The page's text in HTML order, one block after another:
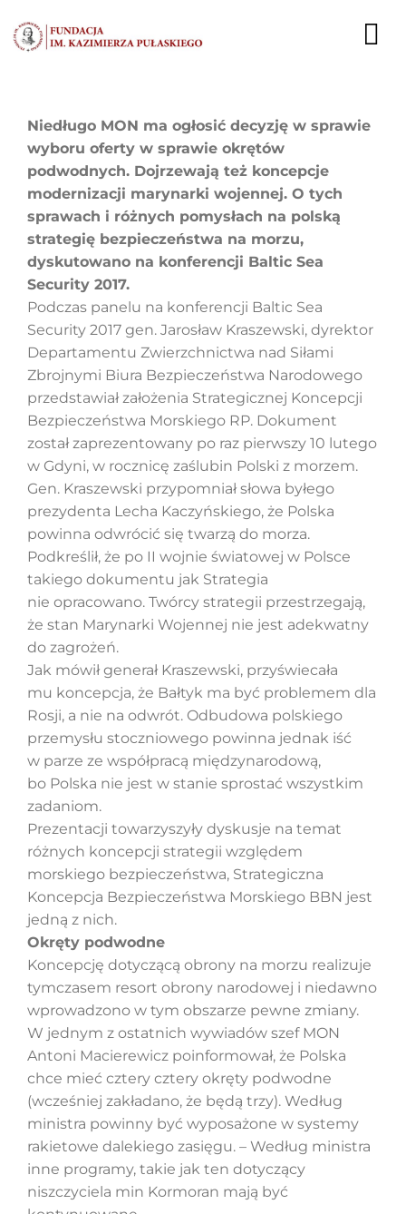
do
zawartości
EKSPERCI
PUBLIKACJE
DZIAŁALNOŚĆ
KARIERA
Szukaj
Niedługo MON ma ogłosić decyzję w sprawie
wyboru oferty w sprawie okrętów
podwodnych. Dojrzewają też koncepcje
modernizacji marynarki wojennej. O tych
sprawach i różnych pomysłach na polską
strategię bezpieczeństwa na morzu,
dyskutowano na konferencji Baltic Sea
Security 2017.
Podczas panelu na konferencji Baltic Sea
Security 2017 gen. Jarosław Kraszewski, dyrektor
Departamentu Zwierzchnictwa nad Siłami
Zbrojnymi Biura Bezpieczeństwa Narodowego
przedstawiał założenia Strategicznej Koncepcji
Bezpieczeństwa Morskiego RP. Dokument
został zaprezentowany po raz pierwszy 10 lutego
w Gdyni, w rocznicę zaślubin Polski z morzem.
Gen. Kraszewski przypomniał słowa byłego
prezydenta Lecha Kaczyńskiego, że Polska
powinna odwrócić się twarzą do morza.
Podkreślił, że po II wojnie światowej w Polsce
takiego dokumentu jak Strategia
nie opracowano. Twórcy strategii przestrzegają,
że stan Marynarki Wojennej nie jest adekwatny
do zagrożeń.
Jak mówił generał Kraszewski, przyświecała
mu koncepcja, że Bałtyk ma być problemem dla
Rosji, a nie na odwrót. Odbudowa polskiego
przemysłu stoczniowego powinna jednak iść
w parze ze współpracą międzynarodową,
bo Polska nie jest w stanie sprostać wszystkim
zadaniom.
Prezentacji towarzyszyły dyskusje na temat
różnych koncepcji strategii względem
morskiego bezpieczeństwa, Strategiczna
Koncepcja Bezpieczeństwa Morskiego BBN jest
jedną z nich.
Okręty podwodne
Koncepcję dotyczącą obrony na morzu realizuje
tymczasem resort obrony narodowej i niedawno
wprowadzono w tym obszarze pewne zmiany.
W jednym z ostatnich wywiadów szef MON
Antoni Macierewicz poinformował, że Polska
chce mieć cztery cztery okręty podwodne
(wcześniej zakładano, że będą trzy). Według
ministra powinny być wyposażone w systemy
rakietowe dalekiego zasięgu. – Według ministra
inne programy, takie jak ten dotyczący
niszczyciela min Kormoran mają być